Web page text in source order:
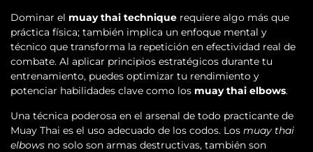
Dominar el muay thai technique requiere algo más que
práctica física; también implica un enfoque mental y
técnico que transforma la repetición en efectividad real de
combate. Al aplicar principios estratégicos durante tu
entrenamiento, puedes optimizar tu rendimiento y
potenciar habilidades clave como los muay thai elbows.
Una técnica poderosa en el arsenal de todo practicante de
Muay Thai es el uso adecuado de los codos. Los muay thai
elbows no solo son armas destructivas, también son